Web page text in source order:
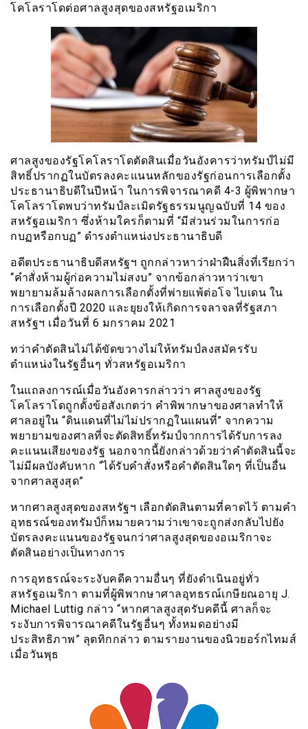
โคโลราโดต่อศาลสูงสุดของสหรัฐอเมริกา
ศาลสูงของรัฐโคโลราโดตัดสินเมื่อวันอังคารว่าทรัมป์ไม่มี
สิทธิ์ปรากฏในบัตรลงคะแนนหลักของรัฐก่อนการเลือกตั้ง
ประธานาธิบดีในปีหน้า ในการพิจารณาคดี 4-3 ผู้พิพากษา
โคโลราโดพบว่าทรัมป์ละเมิดรัฐธรรมนูญฉบับที่ 14 ของ
สหรัฐอเมริกา ซึ่งห้ามใครก็ตามที่ “มีส่วนร่วมในการก่อ
กบฏหรือกบฏ” ดำรงตำแหน่งประธานาธิบดี
อดีตประธานาธิบดีสหรัฐฯ ถูกกล่าวหาว่าฝ่าฝืนสิ่งที่เรียกว่า
“คำสั่งห้ามผู้ก่อความไม่สงบ” จากข้อกล่าวหาว่าเขา
พยายามล้มล้างผลการเลือกตั้งที่พ่ายแพ้ต่อโจ ไบเดน ใน
การเลือกตั้งปี 2020 และยุยงให้เกิดการจลาจลที่รัฐสภา
สหรัฐฯ เมื่อวันที่ 6 มกราคม 2021
ทว่าคำตัดสินไม่ได้ขัดขวางไม่ให้ทรัมป์ลงสมัครรับ
ตำแหน่งในรัฐอื่นๆ ทั่วสหรัฐอเมริกา
ในแถลงการณ์เมื่อวันอังคารกล่าวว่า ศาลสูงของรัฐ
โคโลราโดถูกตั้งข้อสังเกตว่า คำพิพากษาของศาลทำให้
ศาลอยู่ใน “ดินแดนที่ไม่ไม่ปรากฏในแผนที่” จากความ
พยายามของศาลที่จะตัดสิทธิ์ทรัมป์จากการได้รับการลง
คะแนนเสียงของรัฐ นอกจากนี้ยังกล่าวด้วยว่าคำตัดสินนี้จะ
ไม่มีผลบังคับหาก “ได้รับคำสั่งหรือคำตัดสินใดๆ ที่เป็นอื่น
จากศาลสูงสุด”
หากศาลสูงสุดของสหรัฐฯ เลือกตัดสินตามที่คาดไว้ ตามคำ
อุทธรณ์ของทรัมป์ก็หมายความว่าเขาจะถูกส่งกลับไปยัง
บัตรลงคะแนนของรัฐจนกว่าศาลสูงสุดของอเมริกาจะ
ตัดสินอย่างเป็นทางการ
การอุทธรณ์จะระงับคดีความอื่นๆ ที่ยังดำเนินอยู่ทั่ว
สหรัฐอเมริกา ตามที่ผู้พิพากษาศาลอุทธรณ์เกษียณอายุ J.
Michael Luttig กล่าว “หากศาลสูงสุดรับคดีนี้ ศาลก็จะ
ระงับการพิจารณาคดีในรัฐอื่นๆ ทั้งหมดอย่างมี
ประสิทธิภาพ” ลุตทิกกล่าว ตามรายงานของนิวยอร์กไทมส์
เมื่อวันพุธ